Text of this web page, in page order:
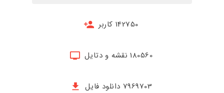
142750 کاربر
180560 نقشه و دتایل
7969703 دانلود فایل